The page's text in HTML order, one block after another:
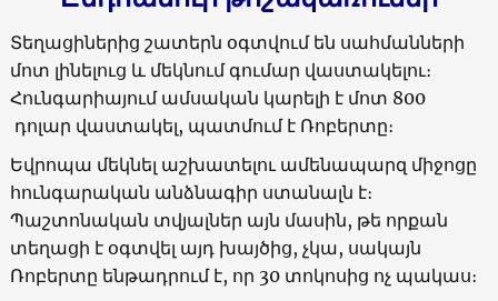
Տեղացիներից շատերն օգտվում են սահմանների
մոտ լինելուց և մեկնում գումար վաստակելու։
Հունգարիայում ամսական կարելի է մոտ 800
դոլար վաստակել, պատմում է Ռոբերտը։
Եվրոպա մեկնել աշխատելու ամենապարզ միջոցը
հունգարական անձնագիր ստանալն է։
Պաշտոնական տվյալներ այն մասին, թե որքան
տեղացի է օգտվել այդ խայծից, չկա, սակայն
Ռոբերտը ենթադրում է, որ 30 տոկոսից ոչ պակաս։